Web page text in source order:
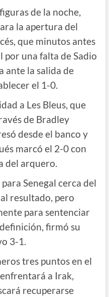
de la noche,
la apertura del
que minutos antes
por una falta de Sadio
ante la salida de
el 1-0.
a Les Bleus, que
de Bradley
desde el banco y
marcó el 2-0 con
del arquero.
Senegal cerca del
resultado, pero
para sentenciar
firmó su
3-1.
tres puntos en el
a Irak,
recuperarse